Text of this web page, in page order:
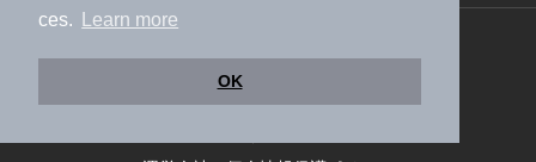
ces.
Learn more
OK
利用規約
ライフスタイルMEMBERS+規約